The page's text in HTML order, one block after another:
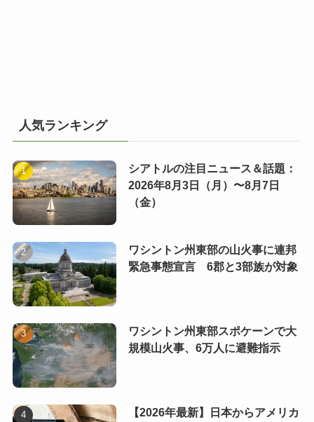
人気ランキング
シアトルの注目ニュース＆話題：
2026年8月3日（月）〜8月7日
（金）
ワシントン州東部の山火事に連邦
緊急事態宣言 6郡と3部族が対象
ワシントン州東部スポケーンで大
規模山火事、6万人に避難指示
【2026年最新】日本からアメリカ